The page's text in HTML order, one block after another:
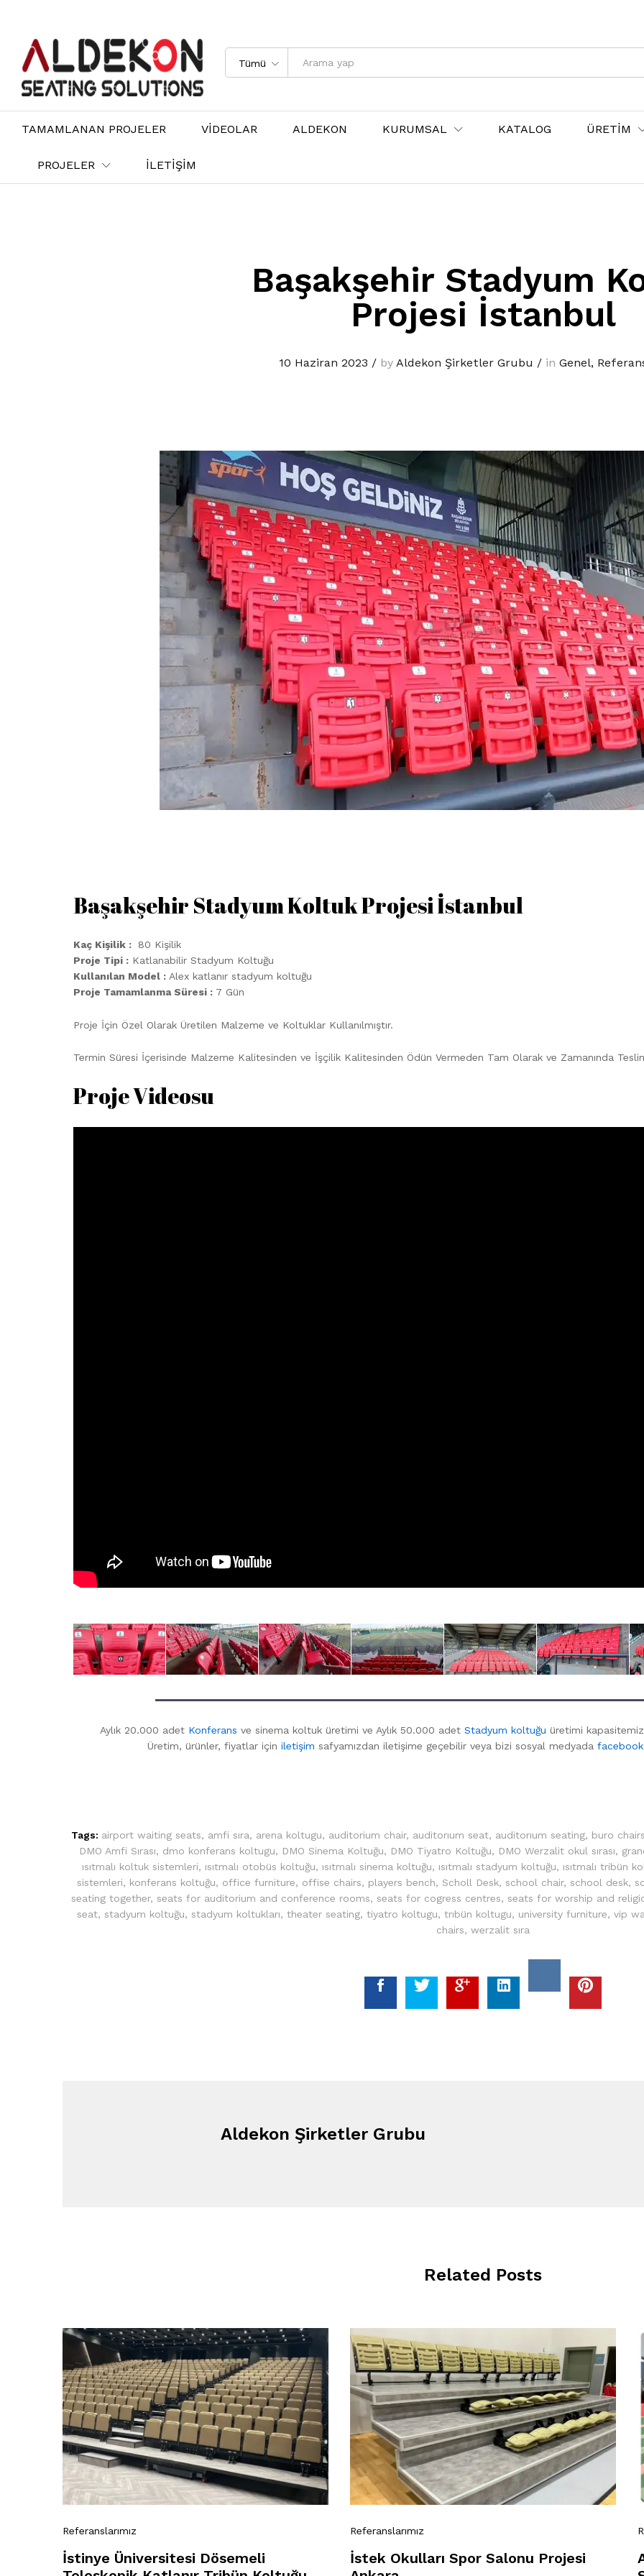
Tümü
TAMAMLANAN PROJELER VİDEOLAR ALDEKON KURUMSAL KATALOG ÜRETİM
PROJELER İLETİŞİM
Başakşehir Stadyum
Projesi İstanbul
10 Haziran 2023 /by Aldekon Şirketler Grubu /in Genel,
Başakşehir Stadyum Koltuk Projesi İstanbul
Kaç Kişilik :
80 Kişilik
Proje Tipi : Katlanabilir Stadyum Koltuğu
Kullanılan Model : Alex katlanır stadyum koltuğu
Proje Tamamlanma Süresi : 7 Gün
Proje İçin Özel Olarak Üretilen Malzeme ve Koltuklar Kullanılmıştır.
Termin Süresi İçerisinde Malzeme Kalitesinden ve İşçilik Kalitesinden Ödün Vermeden Tam Olarak ve Zamanında
Proje Videosu
Aylık 20.000 adet Konferans ve sinema koltuk üretimi ve Aylık 50.000 adet Stadyum koltuğu üretimi
Üretim, ürünler, fiyatlar için iletişim safyamızdan iletişime geçebilir veya bizi sosyal medyada facebook
Tags: airport waiting seats, amfi sıra, arena koltugu, auditorium chair, auditorıum seat, auditorıum seating, buro chairs
DMO Amfi Sırası, dmo konferans koltugu, DMO Sinema Koltuğu, DMO Tiyatro Koltuğu, DMO Werzalit okul sırası,
ısıtmalı koltuk sistemleri, ısıtmalı otobüs koltuğu, ısıtmalı sinema koltuğu, ısıtmalı stadyum koltuğu, ısıtmalı tribün
sistemleri, konferans koltuğu, office furniture, offise chairs, players bench, Scholl Desk, school chair, school desk,
seating together, seats for auditorium and conference rooms, seats for cogress centres, seats for worship and
seat, stadyum koltuğu, stadyum koltukları, theater seating, tiyatro koltugu, trıbün koltugu, university furniture, vip
chairs, werzalit sıra
Aldekon Şirketler Grubu
Related Posts
Referanslarımız
İstinye Üniversitesi Dösemeli
Referanslarımız
İstek Okulları Spor Salonu Projesi